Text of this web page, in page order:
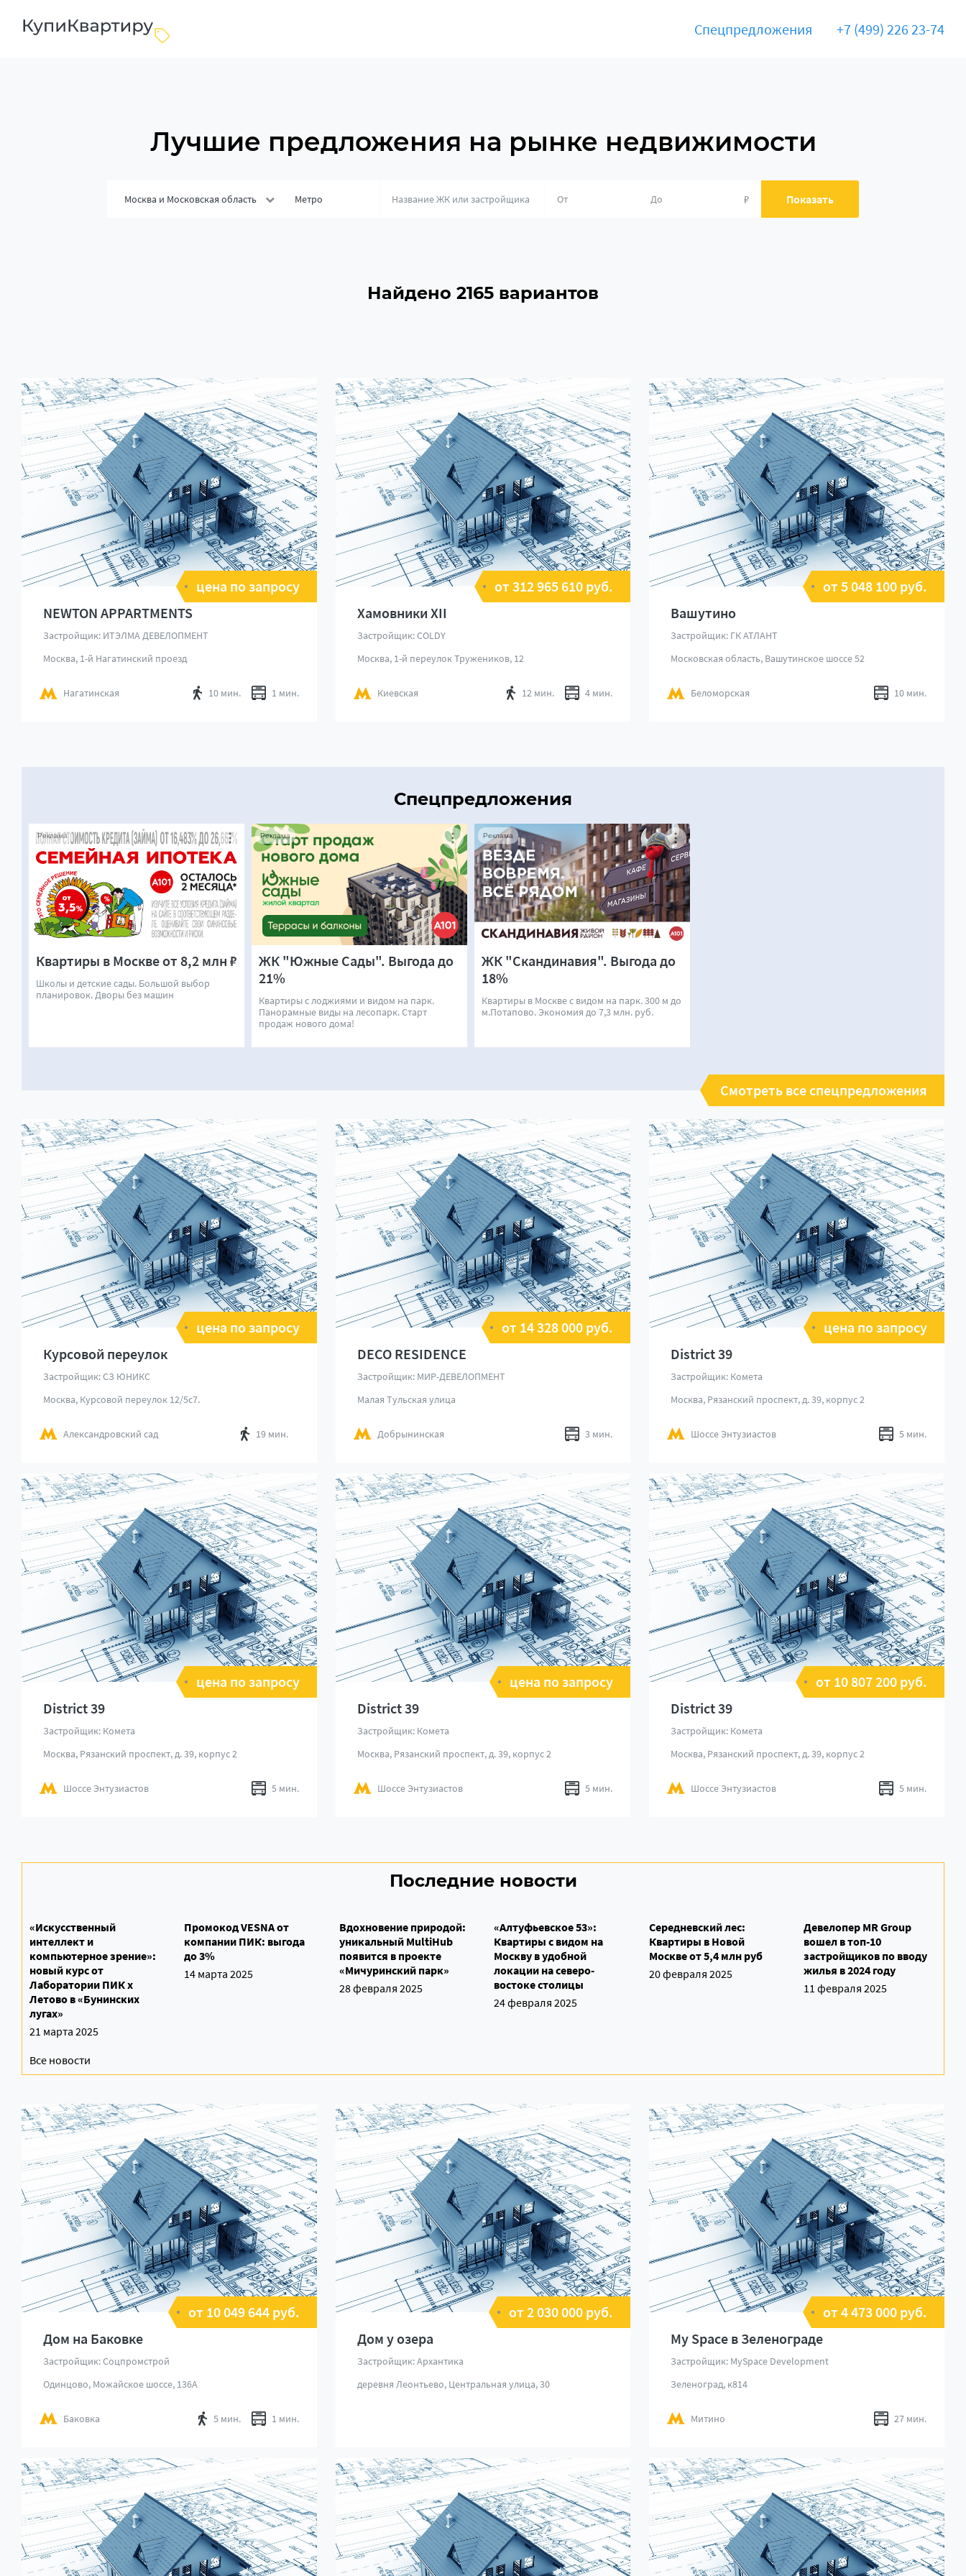
Спецпредложения +7 (499) 226 23-74
Лучшие предложения на рынке недвижимости
Москва и Московская область Метро ₽ Показать
Найдено 2165 вариантов
цена по запросу
NEWTON APPARTMENTS
Застройщик: ИТЭЛМА ДЕВЕЛОПМЕНТ
Москва, 1-й Нагатинский проезд
Нагатинская 10 мин. 1 мин.
от 312 965 610 руб.
Хамовники XII
Застройщик: COLDY
Москва, 1-й переулок Тружеников, 12
Киевская 12 мин. 4 мин.
от 5 048 100 руб.
Вашутино
Застройщик: ГК АТЛАНТ
Московская область, Вашутинское шоссе 52
Беломорская 10 мин.
Спецпредложения
Квартиры в Москве от 8,2 млн ₽
Школы и детские сады. Большой выбор
планировок. Дворы без машин
Реклама
ЖК "Южные Сады". Выгода до
21%
Квартиры с лоджиями и видом на парк.
Панорамные виды на лесопарк. Старт
продаж нового дома!
Реклама
ЖК "Скандинавия". Выгода до
18%
Квартиры в Москве с видом на парк. 300 м до
м.Потапово. Экономия до 7,3 млн. руб.
Реклама
Смотреть все спецпредложения
цена по запросу
Курсовой переулок
Застройщик: СЗ ЮНИКС
Москва, Курсовой переулок 12/5с7.
Александровский сад 19 мин.
от 14 328 000 руб.
DECO RESIDENCE
Застройщик: МИР-ДЕВЕЛОПМЕНТ
Малая Тульская улица
Добрынинская 3 мин.
цена по запросу
District 39
Застройщик: Комета
Москва, Рязанский проспект, д. 39, корпус 2
Шоссе Энтузиастов 5 мин.
цена по запросу
District 39
Застройщик: Комета
Москва, Рязанский проспект, д. 39, корпус 2
Шоссе Энтузиастов 5 мин.
цена по запросу
District 39
Застройщик: Комета
Москва, Рязанский проспект, д. 39, корпус 2
Шоссе Энтузиастов 5 мин.
от 10 807 200 руб.
District 39
Застройщик: Комета
Москва, Рязанский проспект, д. 39, корпус 2
Шоссе Энтузиастов 5 мин.
Последние новости
«Искусственный
интеллект и
компьютерное зрение»:
новый курс от
Лаборатории ПИК х
Летово в «Бунинских
лугах»
21 марта 2025
Промокод VESNA от
компании ПИК: выгода
до 3%
14 марта 2025
Вдохновение природой:
уникальный MultiHub
появится в проекте
«Мичуринский парк»
28 февраля 2025
«Алтуфьевское 53»:
Квартиры с видом на
Москву в удобной
локации на северо-
востоке столицы
24 февраля 2025
Середневский лес:
Квартиры в Новой
Москве от 5,4 млн руб
20 февраля 2025
Девелопер MR Group
вошел в топ-10
застройщиков по вводу
жилья в 2024 году
11 февраля 2025
Все новости
от 10 049 644 руб.
Дом на Баковке
Застройщик: Соцпромстрой
Одинцово, Можайское шоссе, 136А
Баковка 5 мин. 1 мин.
от 2 030 000 руб.
Дом у озера
Застройщик: Архантика
деревня Леонтьево, Центральная улица, 30
от 4 473 000 руб.
My Space в Зеленограде
Застройщик: MySpace Development
Зеленоград, к814
Митино 27 мин.